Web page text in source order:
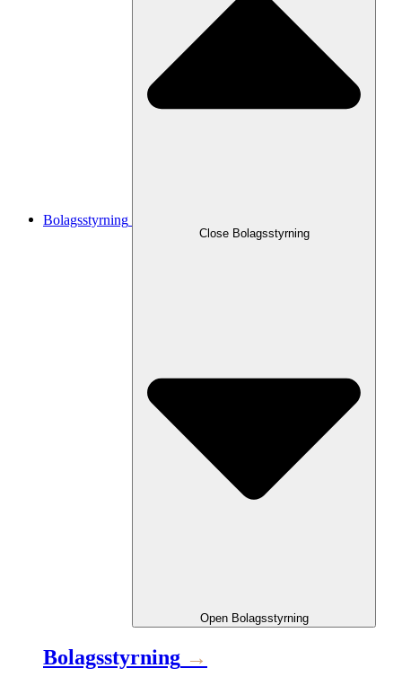
Bolagsstyrning
Close Bolagsstyrning
Open Bolagsstyrning
Bolagsstyrning →